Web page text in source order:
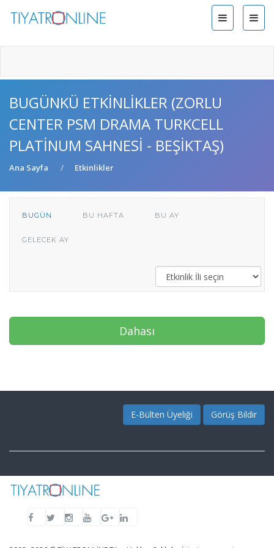
BUGÜNKÜ ETKINLIKLER (ZORLU
CENTER PSM DRAMA TURKCELL
PLATINUM SAHNESI - BEŞIKTAŞ)
Ana Sayfa Etkinlikler
BUGÜN BU HAFTA BU AY
GELECEK AY
Dahası
E-Bülten Üyeliği Görüş Bildir